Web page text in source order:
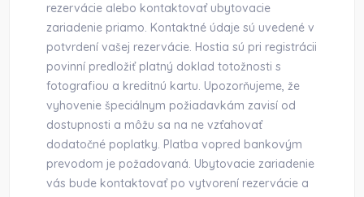
rezervácie alebo kontaktovať ubytovacie
zariadenie priamo. Kontaktné údaje sú uvedené v
potvrdení vašej rezervácie. Hostia sú pri registrácii
povinní predložiť platný doklad totožnosti s
fotografiou a kreditnú kartu. Upozorňujeme, že
vyhovenie špeciálnym požiadavkám zavisí od
dostupnosti a môžu sa na ne vzťahovať
dodatočné poplatky. Platba vopred bankovým
prevodom je požadovaná. Ubytovacie zariadenie
vás bude kontaktovať po vytvorení rezervácie a